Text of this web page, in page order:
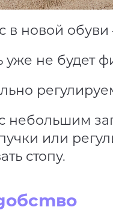
новой обуви
уже не будет
небольшим
или
стопу.